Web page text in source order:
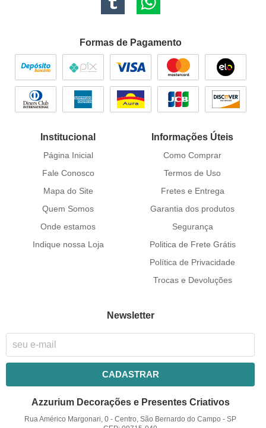
Formas de Pagamento
Institucional
Página Inicial
Fale Conosco
Mapa do Site
Quem Somos
Onde estamos
Indique nossa Loja
Informações Úteis
Como Comprar
Termos de Uso
Fretes e Entrega
Garantia dos produtos
Segurança
Politica de Frete Grátis
Política de Privacidade
Trocas e Devoluções
Newsletter
CADASTRAR
Azzurium Decorações e Presentes Criativos
Rua Américo Margonari, 0 -Centro, São Bernardo do Campo -SP